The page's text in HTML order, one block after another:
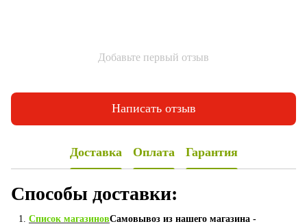
Добавьте первый отзыв
Написать отзыв
Доставка Оплата Гарантия
Способы доставки:
Список магазиновСамовывоз из нашего магазина -